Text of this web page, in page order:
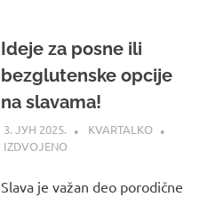
Ideje za posne ili
bezglutenske opcije
na slavama!
3. ЈУН 2025.
KVARTALKO
IZDVOJENO
Slava je važan deo porodične